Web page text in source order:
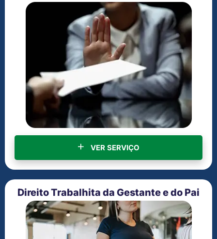
VER SERVIÇO
Direito Trabalhita da Gestante e do Pai